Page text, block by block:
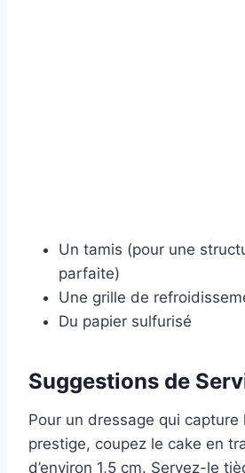
Un tamis (pour une
parfaite)
Une grille de
Du papier sulfurisé
Suggestions de
Pour un dressage qui capture
prestige, coupez le cake en
d’environ 1,5 cm. Servez-le